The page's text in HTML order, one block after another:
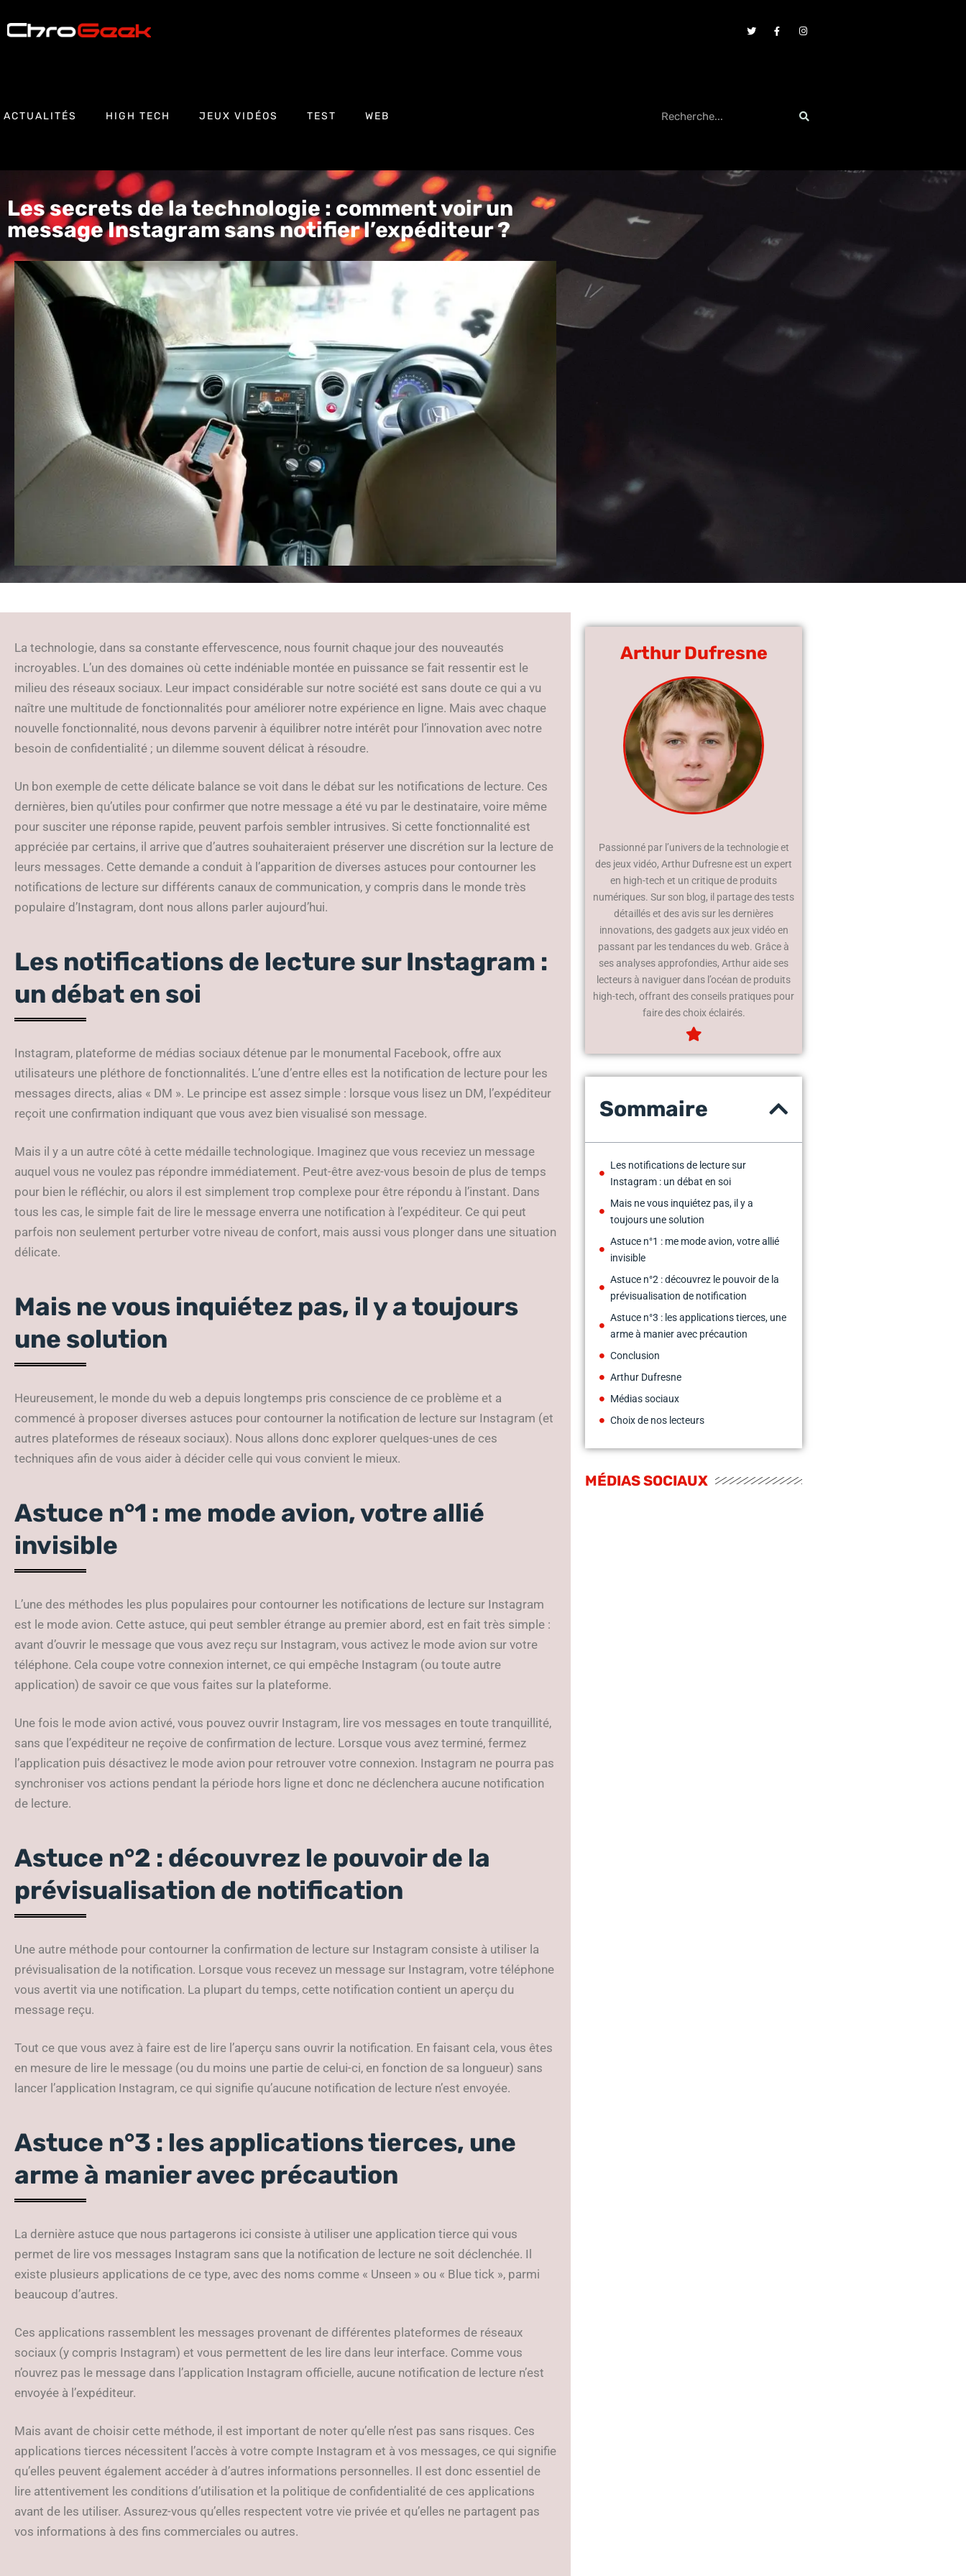
ACTUALITÉS HIGH TECH JEUX VIDÉOS TEST WEB
Les secrets de la technologie : comment voir un
message Instagram sans notifier l’expéditeur ?
La technologie, dans sa constante effervescence, nous fournit chaque jour des nouveautés
incroyables. L’un des domaines où cette indéniable montée en puissance se fait ressentir est le
milieu des réseaux sociaux. Leur impact considérable sur notre société est sans doute ce qui a vu
naître une multitude de fonctionnalités pour améliorer notre expérience en ligne. Mais avec chaque
nouvelle fonctionnalité, nous devons parvenir à équilibrer notre intérêt pour l’innovation avec notre
besoin de confidentialité ; un dilemme souvent délicat à résoudre.
Un bon exemple de cette délicate balance se voit dans le débat sur les notifications de lecture. Ces
dernières, bien qu’utiles pour confirmer que notre message a été vu par le destinataire, voire même
pour susciter une réponse rapide, peuvent parfois sembler intrusives. Si cette fonctionnalité est
appréciée par certains, il arrive que d’autres souhaiteraient préserver une discrétion sur la lecture de
leurs messages. Cette demande a conduit à l’apparition de diverses astuces pour contourner les
notifications de lecture sur différents canaux de communication, y compris dans le monde très
populaire d’Instagram, dont nous allons parler aujourd’hui.
Les notifications de lecture sur Instagram :
un débat en soi
Instagram, plateforme de médias sociaux détenue par le monumental Facebook, offre aux
utilisateurs une pléthore de fonctionnalités. L’une d’entre elles est la notification de lecture pour les
messages directs, alias « DM ». Le principe est assez simple : lorsque vous lisez un DM, l’expéditeur
reçoit une confirmation indiquant que vous avez bien visualisé son message.
Mais il y a un autre côté à cette médaille technologique. Imaginez que vous receviez un message
auquel vous ne voulez pas répondre immédiatement. Peut-être avez-vous besoin de plus de temps
pour bien le réfléchir, ou alors il est simplement trop complexe pour être répondu à l’instant. Dans
tous les cas, le simple fait de lire le message enverra une notification à l’expéditeur. Ce qui peut
parfois non seulement perturber votre niveau de confort, mais aussi vous plonger dans une situation
délicate.
Mais ne vous inquiétez pas, il y a toujours
une solution
Heureusement, le monde du web a depuis longtemps pris conscience de ce problème et a
commencé à proposer diverses astuces pour contourner la notification de lecture sur Instagram (et
autres plateformes de réseaux sociaux). Nous allons donc explorer quelques-unes de ces
techniques afin de vous aider à décider celle qui vous convient le mieux.
Astuce n°1 : me mode avion, votre allié
invisible
L’une des méthodes les plus populaires pour contourner les notifications de lecture sur Instagram
est le mode avion. Cette astuce, qui peut sembler étrange au premier abord, est en fait très simple :
avant d’ouvrir le message que vous avez reçu sur Instagram, vous activez le mode avion sur votre
téléphone. Cela coupe votre connexion internet, ce qui empêche Instagram (ou toute autre
application) de savoir ce que vous faites sur la plateforme.
Une fois le mode avion activé, vous pouvez ouvrir Instagram, lire vos messages en toute tranquillité,
sans que l’expéditeur ne reçoive de confirmation de lecture. Lorsque vous avez terminé, fermez
l’application puis désactivez le mode avion pour retrouver votre connexion. Instagram ne pourra pas
synchroniser vos actions pendant la période hors ligne et donc ne déclenchera aucune notification
de lecture.
Astuce n°2 : découvrez le pouvoir de la
prévisualisation de notification
Une autre méthode pour contourner la confirmation de lecture sur Instagram consiste à utiliser la
prévisualisation de la notification. Lorsque vous recevez un message sur Instagram, votre téléphone
vous avertit via une notification. La plupart du temps, cette notification contient un aperçu du
message reçu.
Tout ce que vous avez à faire est de lire l’aperçu sans ouvrir la notification. En faisant cela, vous êtes
en mesure de lire le message (ou du moins une partie de celui-ci, en fonction de sa longueur) sans
lancer l’application Instagram, ce qui signifie qu’aucune notification de lecture n’est envoyée.
Astuce n°3 : les applications tierces, une
arme à manier avec précaution
La dernière astuce que nous partagerons ici consiste à utiliser une application tierce qui vous
permet de lire vos messages Instagram sans que la notification de lecture ne soit déclenchée. Il
existe plusieurs applications de ce type, avec des noms comme « Unseen » ou « Blue tick », parmi
beaucoup d’autres.
Ces applications rassemblent les messages provenant de différentes plateformes de réseaux
sociaux (y compris Instagram) et vous permettent de les lire dans leur interface. Comme vous
n’ouvrez pas le message dans l’application Instagram officielle, aucune notification de lecture n’est
envoyée à l’expéditeur.
Mais avant de choisir cette méthode, il est important de noter qu’elle n’est pas sans risques. Ces
applications tierces nécessitent l’accès à votre compte Instagram et à vos messages, ce qui signifie
qu’elles peuvent également accéder à d’autres informations personnelles. Il est donc essentiel de
lire attentivement les conditions d’utilisation et la politique de confidentialité de ces applications
avant de les utiliser. Assurez-vous qu’elles respectent votre vie privée et qu’elles ne partagent pas
vos informations à des fins commerciales ou autres.
Arthur Dufresne
Passionné par l’univers de la technologie et
des jeux vidéo, Arthur Dufresne est un expert
en high-tech et un critique de produits
numériques. Sur son blog, il partage des tests
détaillés et des avis sur les dernières
innovations, des gadgets aux jeux vidéo en
passant par les tendances du web. Grâce à
ses analyses approfondies, Arthur aide ses
lecteurs à naviguer dans l’océan de produits
high-tech, offrant des conseils pratiques pour
faire des choix éclairés.
Sommaire
Les notifications de lecture sur
Instagram : un débat en soi
Mais ne vous inquiétez pas, il y a
toujours une solution
Astuce n°1 : me mode avion, votre allié
invisible
Astuce n°2 : découvrez le pouvoir de la
prévisualisation de notification
Astuce n°3 : les applications tierces, une
arme à manier avec précaution
Conclusion
Arthur Dufresne
Médias sociaux
Choix de nos lecteurs
MÉDIAS SOCIAUX